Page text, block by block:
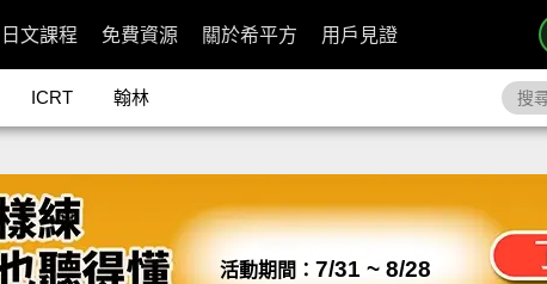
日文課程 免費資源 關於希平方 用戶見證
ICRT 翰林
活動期間： 7/31 ~ 8/28